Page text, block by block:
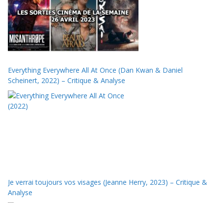
Everything Everywhere All At Once (Dan Kwan & Daniel
Scheinert, 2022) – Critique & Analyse
Je verrai toujours vos visages (Jeanne Herry, 2023) – Critique &
Analyse